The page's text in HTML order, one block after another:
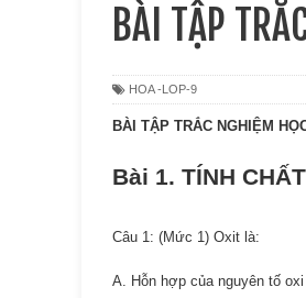
BÀI TẬP
HOA -LOP-9
BÀI TẬP TRẮC NGHIỆM
Bài 1. TÍNH
Câu 1: (Mức 1) Oxit là:
A. Hỗn hợp của nguyên tố